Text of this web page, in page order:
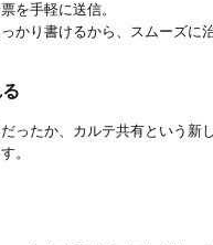
を手軽に送信。
かり書けるから、スムーズに
ったか、カルテ共有という
。